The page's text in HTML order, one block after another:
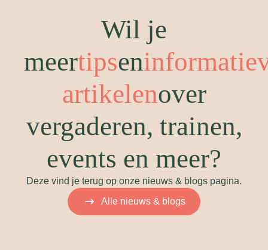
Wil je
meertipsen
artikelenover
vergaderen, trainen,
events en meer?
Deze vind je terug op onze nieuws & blogs pagina.
Alle nieuws & blogs